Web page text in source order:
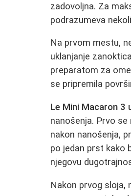
zadovoljna. Za
podrazumeva
Na prvom mestu,
uklanjanje
preparatom za
se pripremila
Le Mini Macaron 3
nanošenja. Prvo
nakon nanošenja,
po jedan prst kako
njegovu
Nakon prvog sloja,